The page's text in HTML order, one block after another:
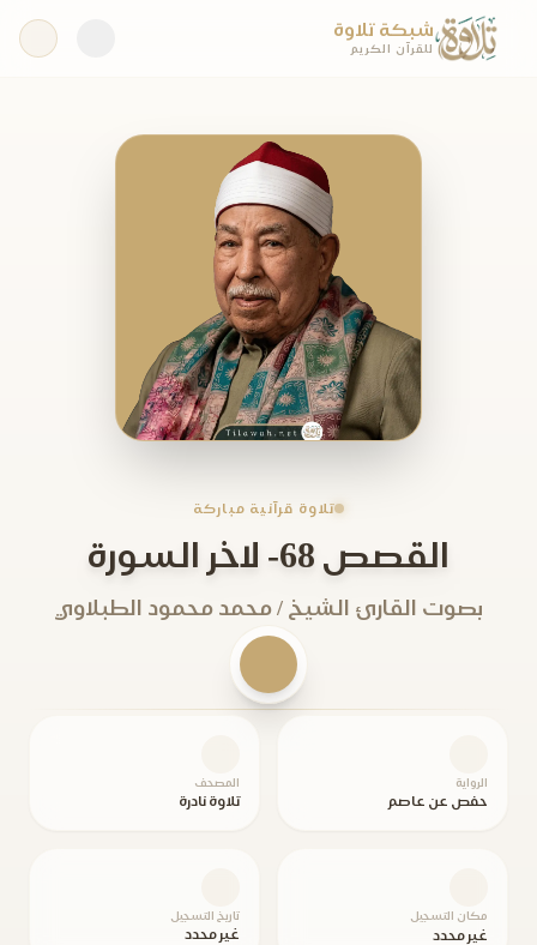
شبكة تلاوة
للقرآن الكريم
تلاوة قرآنية مباركة
القصص 68- لاخر السورة
بصوت القارئ الشيخ / محمد محمود الطبلاوي
الرواية
حفص عن عاصم
المصحف
تلاوة نادرة
مكان التسجيل
غير محدد
تاريخ التسجيل
غير محدد